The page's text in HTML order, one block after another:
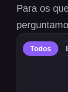
Para os
Todos